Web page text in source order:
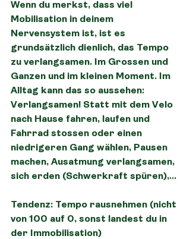
Wenn du merkst, dass viel
Mobilisation in deinem
Nervensystem ist, ist es
grundsätzlich dienlich, das Tempo
zu verlangsamen. Im Grossen und
Ganzen und im kleinen Moment. Im
Alltag kann das so aussehen:
Verlangsamen! Statt mit dem Velo
nach Hause fahren, laufen und
Fahrrad stossen oder einen
niedrigeren Gang wählen, Pausen
machen, Ausatmung verlangsamen,
sich erden (Schwerkraft spüren),…
Tendenz: Tempo rausnehmen (nicht
von 100 auf 0, sonst landest du in
der Immobilisation)